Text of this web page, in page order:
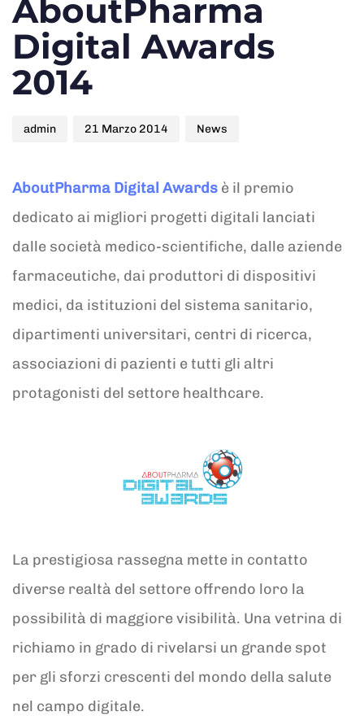
AboutPharma
Digital Awards
2014
admin 21 Marzo 2014 News
AboutPharma Digital Awards è il premio
dedicato ai migliori progetti digitali lanciati
dalle società medico-scientifiche, dalle aziende
farmaceutiche, dai produttori di dispositivi
medici, da istituzioni del sistema sanitario,
dipartimenti universitari, centri di ricerca,
associazioni di pazienti e tutti gli altri
protagonisti del settore healthcare.
La prestigiosa rassegna mette in contatto
diverse realtà del settore offrendo loro la
possibilità di maggiore visibilità. Una vetrina di
richiamo in grado di rivelarsi un grande spot
per gli sforzi crescenti del mondo della salute
nel campo digitale.